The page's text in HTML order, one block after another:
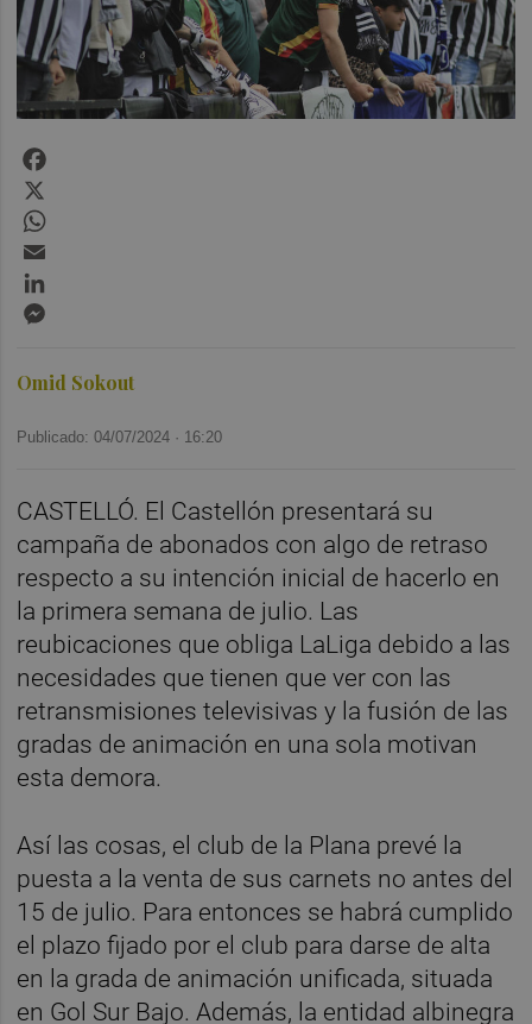
Omid Sokout
Publicado: 04/07/2024 · 16:20
CASTELLÓ. El Castellón presentará su
campaña de abonados con algo de retraso
respecto a su intención inicial de hacerlo en
la primera semana de julio. Las
reubicaciones que obliga LaLiga debido a las
necesidades que tienen que ver con las
retransmisiones televisivas y la fusión de las
gradas de animación en una sola motivan
esta demora.
Así las cosas, el club de la Plana prevé la
puesta a la venta de sus carnets no antes del
15 de julio. Para entonces se habrá cumplido
el plazo fijado por el club para darse de alta
en la grada de animación unificada, situada
en Gol Sur Bajo. Además, la entidad albinegra